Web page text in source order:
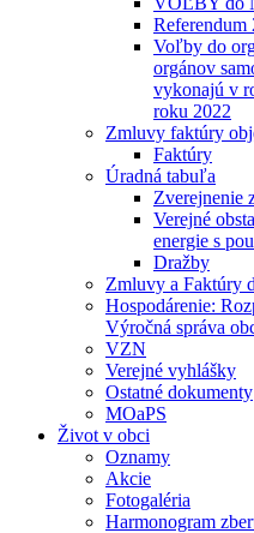
Referendum
Voľby do
orgánov
vykonajú v
roku 2022
Zmluvy faktúry
Faktúry
Úradná tabuľa
Zverejnenie
Verejné
energie s
Dražby
Zmluvy a Faktúry
Hospodárenie:
Výročná správa
VZN
Verejné vyhlášky
Ostatné dokumenty
MOaPS
Život v obci
Oznamy
Akcie
Fotogaléria
Harmonogram